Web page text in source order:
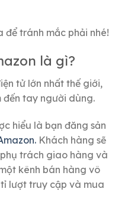
để tránh mắc phải nhé!
là gì?
tử lớn nhất thế giới,
đến tay người dùng.
hiểu là bạn đăng sản
Khách hàng sẽ
trách giao hàng và
kênh bán hàng vô
lượt truy cập và mua